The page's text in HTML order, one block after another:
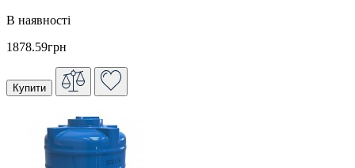
В наявності
1878.59грн
Купити